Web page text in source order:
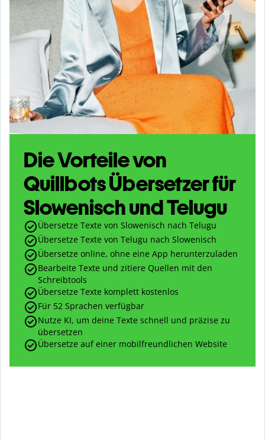
Die Vorteile von
Quillbots Übersetzer für
Slowenisch und Telugu
Übersetze Texte von Slowenisch nach Telugu
Übersetze Texte von Telugu nach Slowenisch
Übersetze online, ohne eine App herunterzuladen
Bearbeite Texte und zitiere Quellen mit den
Schreibtools
Übersetze Texte komplett kostenlos
Für 52 Sprachen verfügbar
Nutze KI, um deine Texte schnell und präzise zu
übersetzen
Übersetze auf einer mobilfreundlichen Website